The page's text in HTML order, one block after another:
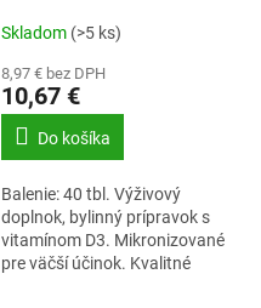
Skladom (>5 ks)
8,97 € bez DPH
10,67 €
Do košíka
Balenie: 40 tbl. Výživový
doplnok, bylinný prípravok s
vitamínom D3. Mikronizované
pre väčší účinok. Kvalitné